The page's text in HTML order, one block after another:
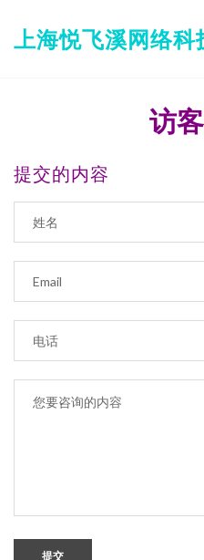
上海悦飞溪网络科
访
提交的内容
提交